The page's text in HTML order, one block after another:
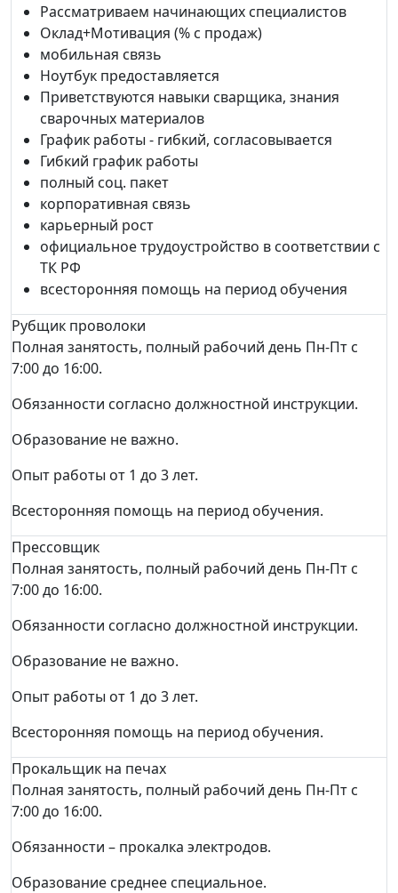
Рассматриваем начинающих специалистов
Оклад+Мотивация (% с продаж)
мобильная связь
Ноутбук предоставляется
Приветствуются навыки сварщика, знания
сварочных материалов
График работы - гибкий, согласовывается
Гибкий график работы
полный соц. пакет
корпоративная связь
карьерный рост
официальное трудоустройство в соответствии с
ТК РФ
всесторонняя помощь на период обучения
Рубщик проволоки
Полная занятость, полный рабочий день Пн-Пт с
7:00 до 16:00.
Обязанности согласно должностной инструкции.
Образование не важно.
Опыт работы от 1 до 3 лет.
Всесторонняя помощь на период обучения.
Прессовщик
Полная занятость, полный рабочий день Пн-Пт с
7:00 до 16:00.
Обязанности согласно должностной инструкции.
Образование не важно.
Опыт работы от 1 до 3 лет.
Всесторонняя помощь на период обучения.
Прокальщик на печах
Полная занятость, полный рабочий день Пн-Пт с
7:00 до 16:00.
Обязанности – прокалка электродов.
Образование среднее специальное.